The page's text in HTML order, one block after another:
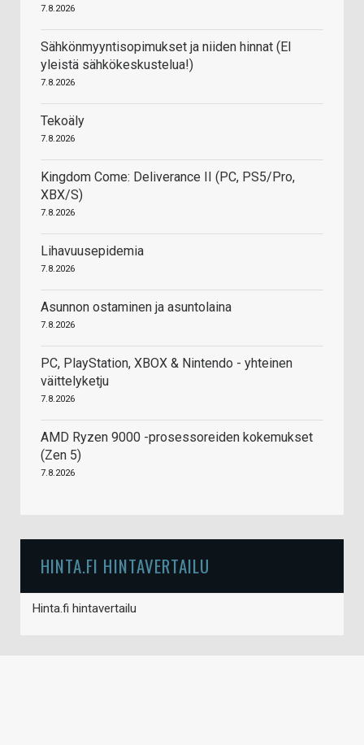
7.8.2026
Sähkönmyyntisopimukset ja niiden hinnat (EI
yleistä sähkökeskustelua!)
7.8.2026
Tekoäly
7.8.2026
Kingdom Come: Deliverance II (PC, PS5/Pro,
XBX/S)
7.8.2026
Lihavuusepidemia
7.8.2026
Asunnon ostaminen ja asuntolaina
7.8.2026
PC, PlayStation, XBOX & Nintendo - yhteinen
väittelyketju
7.8.2026
AMD Ryzen 9000 -prosessoreiden kokemukset
(Zen 5)
7.8.2026
HINTA.FI HINTAVERTAILU
Hinta.fi hintavertailu